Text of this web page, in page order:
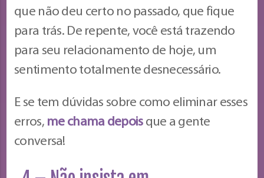
que não deu certo no passado, que fique
para trás. De repente, você está trazendo
para seu relacionamento de hoje, um
sentimento totalmente desnecessário.
E se tem dúvidas sobre como eliminar esses
erros, me chama depoisque a gente
conversa!